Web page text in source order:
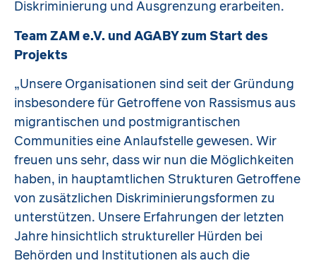
Diskriminierung und Ausgrenzung erarbeiten.
Team ZAM e.V. und AGABY zum Start des
Projekts
„Unsere Organisationen sind seit der Gründung
insbesondere für Getroffene von Rassismus aus
migrantischen und postmigrantischen
Communities eine Anlaufstelle gewesen. Wir
freuen uns sehr, dass wir nun die Möglichkeiten
haben, in hauptamtlichen Strukturen Getroffene
von zusätzlichen Diskriminierungsformen zu
unterstützen. Unsere Erfahrungen der letzten
Jahre hinsichtlich struktureller Hürden bei
Behörden und Institutionen als auch die